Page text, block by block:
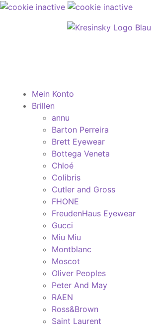
Mein Konto
Brillen
annu
Barton Perreira
Brett Eyewear
Bottega Veneta
Chloé
Colibris
Cutler and Gross
FHONE
FreudenHaus Eyewear
Gucci
Miu Miu
Montblanc
Moscot
Oliver Peoples
Peter And May
RAEN
Ross&Brown
Saint Laurent